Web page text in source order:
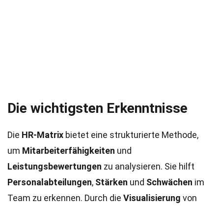
Die wichtigsten Erkenntnisse
Die HR-Matrix bietet eine strukturierte Methode,
um Mitarbeiterfähigkeiten und
Leistungsbewertungen zu analysieren. Sie hilft
Personalabteilungen, Stärken und Schwächen im
Team zu erkennen. Durch die Visualisierung von